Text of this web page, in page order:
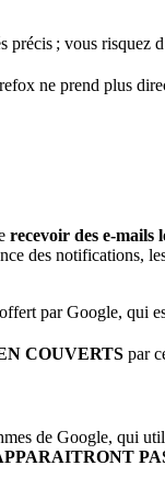
; vous risquez
ne prend plus
recevoir des e-mails
des notifications,
par Google, qui
COUVERTS par
de Google, qui